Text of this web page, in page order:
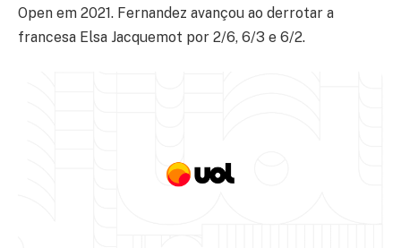
Open em 2021. Fernandez avançou ao derrotar a
francesa Elsa Jacquemot por 2/6, 6/3 e 6/2.